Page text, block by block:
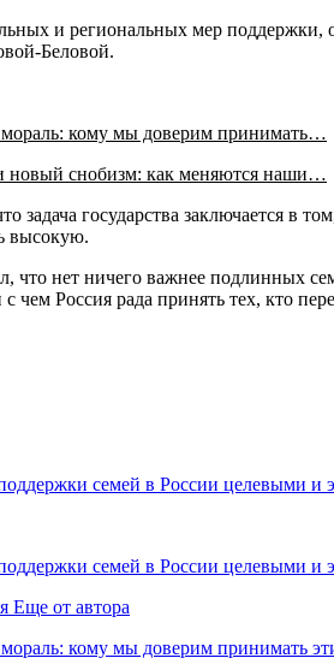
и региональных мер
Беловой.
кому мы доверим принимать…
новый снобизм: как меняются наши…
задача государства заключается
высокую.
что нет ничего важнее подлинных
чем Россия рада принять тех, кто
семей в России целевыми и
семей в России целевыми и
Еще от автора
кому мы доверим принимать